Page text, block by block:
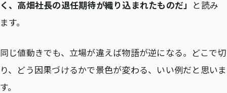
く、高畑社長の退任期待が織り込まれたものだ」
と読み
ます。
同じ値動きでも、立場が違えば物語が逆になる。どこで切
り、どう因果づけるかで景色が変わる、いい例だと思いま
す。